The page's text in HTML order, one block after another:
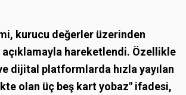
kurucu değerler üzerinden
açıklamayla hareketlendi. Özellikle
dijital platformlarda hızla yayılan
olan üç beş kart yobaz" ifadesi,